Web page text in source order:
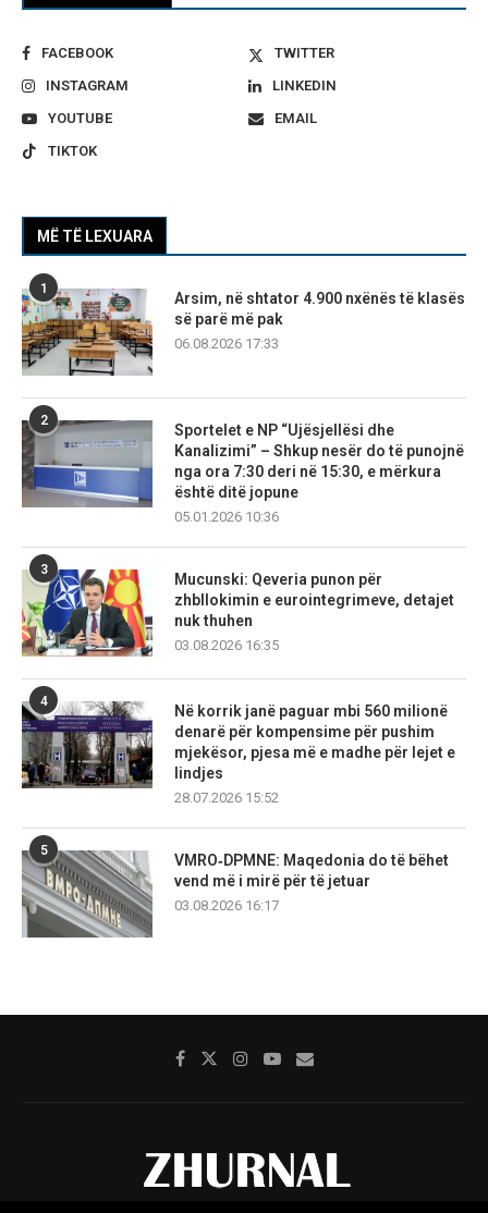
FACEBOOK
TWITTER
INSTAGRAM
LINKEDIN
YOUTUBE
EMAIL
TIKTOK
MË TË LEXUARA
1
Arsim, në shtator 4.900 nxënës të klasës
së parë më pak
06.08.2026 17:33
2
Sportelet e NP “Ujësjellësi dhe
Kanalizimi” – Shkup nesër do të punojnë
nga ora 7:30 deri në 15:30, e mërkura
është ditë jopune
05.01.2026 10:36
3
Mucunski: Qeveria punon për
zhbllokimin e eurointegrimeve, detajet
nuk thuhen
03.08.2026 16:35
4
Në korrik janë paguar mbi 560 milionë
denarë për kompensime për pushim
mjekësor, pjesa më e madhe për lejet e
lindjes
28.07.2026 15:52
5
VMRO‑DPMNE: Maqedonia do të bëhet
vend më i mirë për të jetuar
03.08.2026 16:17